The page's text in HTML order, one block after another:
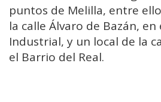
puntos de Melilla, entre
la calle Álvaro de Bazán,
Industrial, y un local de la
el Barrio del Real.